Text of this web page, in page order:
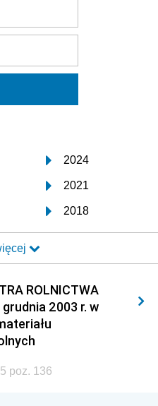
2024
2021
2018
2015
2012
2009
2006
ROLNICTWA
2003 r. w
poz. 136